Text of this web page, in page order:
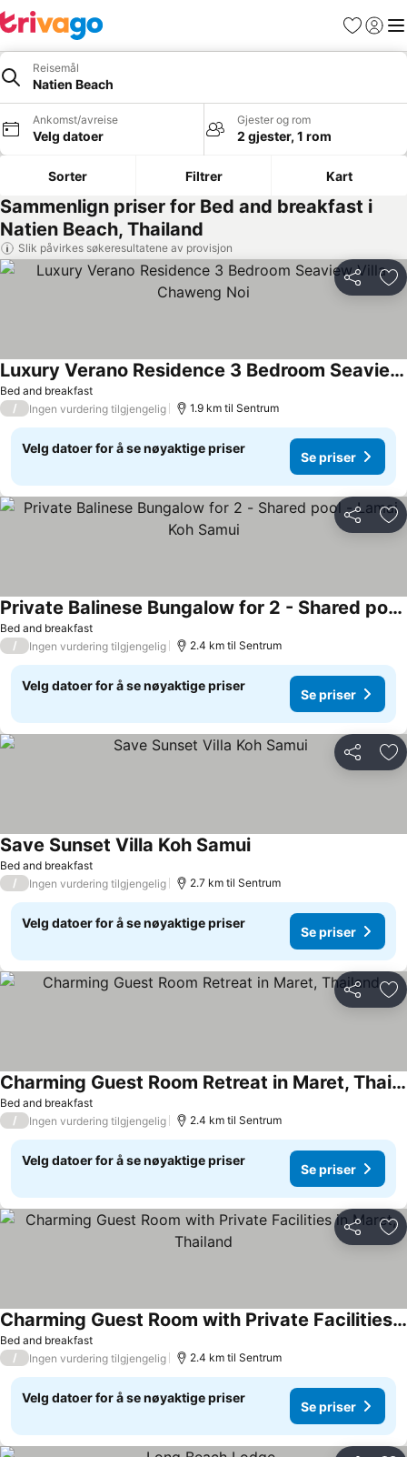
Favoritter
Logg
Reisemål
Natien Beach
Ankomst/avreise
Velg datoer
Gjester og rom
2 gjester, 1 rom
Sorter Filtrer Kart
Sammenlign priser for Bed and breakfast i
Natien Beach, Thailand
Slik påvirkes søkeresultatene av provisjon
Del
Bed and breakfast
Luxury Verano Residence 3 Bedroom Seaview Villa Chaweng Noi
/ Ingen vurdering tilgjengelig 1.9 km til Sentrum
Velg datoer for å se nøyaktige priser
Se priser
Del
Bed and breakfast
Private Balinese Bungalow for 2 - Shared pool - Lamai Koh Samui
/ Ingen vurdering tilgjengelig 2.4 km til Sentrum
Velg datoer for å se nøyaktige priser
Se priser
Del
Bed and breakfast
Save Sunset Villa Koh Samui
/ Ingen vurdering tilgjengelig 2.7 km til Sentrum
Velg datoer for å se nøyaktige priser
Se priser
Del
Bed and breakfast
Charming Guest Room Retreat in Maret, Thailand
/ Ingen vurdering tilgjengelig 2.4 km til Sentrum
Velg datoer for å se nøyaktige priser
Se priser
Del
Bed and breakfast
Charming Guest Room with Private Facilities in Maret, Thailand
/ Ingen vurdering tilgjengelig 2.4 km til Sentrum
Velg datoer for å se nøyaktige priser
Se priser